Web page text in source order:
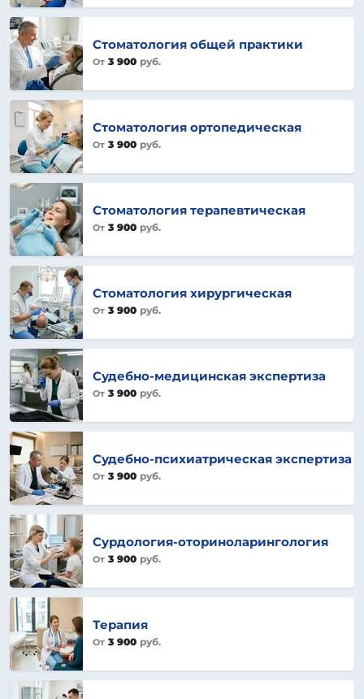
Стоматология общей практики
От 3 900 руб.
Стоматология ортопедическая
От 3 900 руб.
Стоматология терапевтическая
От 3 900 руб.
Стоматология хирургическая
От 3 900 руб.
Судебно-медицинская экспертиза
От 3 900 руб.
Судебно-психиатрическая экспертиза
От 3 900 руб.
Сурдология-оториноларингология
От 3 900 руб.
Терапия
От 3 900 руб.